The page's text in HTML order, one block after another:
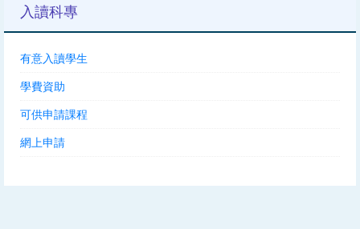
入讀科專
有意入讀學生
學費資助
可供申請課程
網上申請